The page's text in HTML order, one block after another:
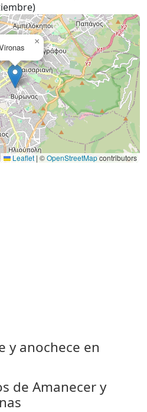
×
Leaflet | ©OpenStreetMapcontributors
y anochece en
de Amanecer y